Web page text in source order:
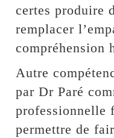
certes produire
remplacer
compréhension
Autre
par Dr Paré
professionnelle
permettre de